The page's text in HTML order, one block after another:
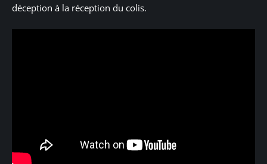
déception à la réception du colis.